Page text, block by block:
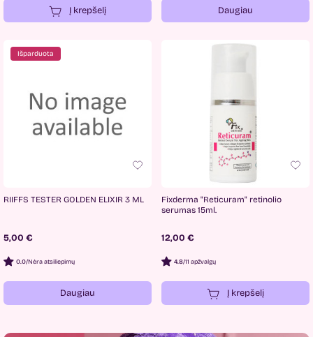
Į krepšelį Daugiau
Išparduota
RIIFFS TESTER GOLDEN ELIXIR 3 ML
5,00 €
0.0/Nėra atsiliepimų
Daugiau
Fixderma "Reticuram" retinolio
serumas 15ml.
12,00 €
4.8/11 apžvalgų
Į krepšelį